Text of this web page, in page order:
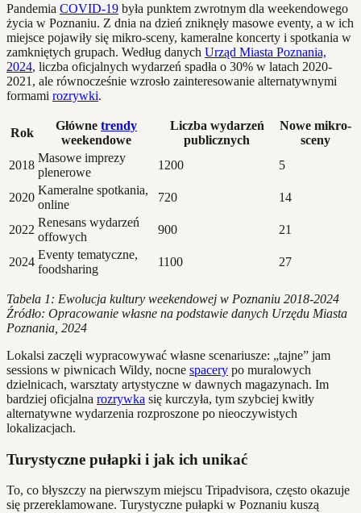
Pandemia COVID-19 była punktem zwrotnym dla weekendowego
życia w Poznaniu. Z dnia na dzień zniknęły masowe eventy, a w ich
miejsce pojawiły się mikro-sceny, kameralne koncerty i spotkania w
zamkniętych grupach. Według danych Urząd Miasta Poznania,
2024, liczba oficjalnych wydarzeń spadła o 30% w latach 2020-
2021, ale równocześnie wzrosło zainteresowanie alternatywnymi
formami rozrywki.
Rok
Główne trendy
weekendowe
Liczba wydarzeń
publicznych
Nowe mikro-
sceny
2018
Masowe imprezy
plenerowe
1200 5
2020
Kameralne spotkania,
online
720 14
2022
Renesans wydarzeń
offowych
900 21
2024
Eventy tematyczne,
foodsharing
1100 27
Tabela 1: Ewolucja kultury weekendowej w Poznaniu 2018-2024
Źródło: Opracowanie własne na podstawie danych Urzędu Miasta
Poznania, 2024
Lokalsi zaczęli wypracowywać własne scenariusze: „tajne” jam
sessions w piwnicach Wildy, nocne spacery po muralowych
dzielnicach, warsztaty artystyczne w dawnych magazynach. Im
bardziej oficjalna rozrywka się kurczyła, tym szybciej kwitły
alternatywne wydarzenia rozproszone po nieoczywistych
lokalizacjach.
Turystyczne pułapki i jak ich unikać
To, co błyszczy na pierwszym miejscu Tripadvisora, często okazuje
się przereklamowane. Turystyczne pułapki w Poznaniu kuszą